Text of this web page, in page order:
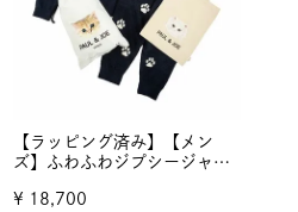
【ラッピング済み】【メン
ズ】ふわふわジプシージャガ
ム猫足跡ジャガード ロング
¥ 18,700